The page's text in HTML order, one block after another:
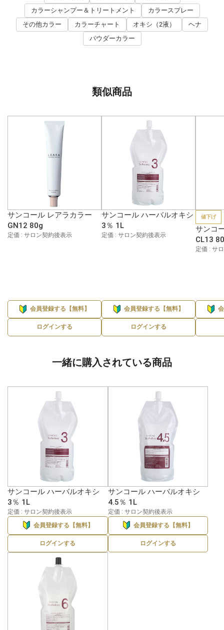
カラーシャンプー＆トリートメント
カラースプレー
その他カラー
カラーチャート オキシ（2液）
ヘナ
パウダーカラー
類似商品
サンコール レアラカラー
GN12 80g
定価 : サロン契約後表示
会員登録する【無料】
ログインする
サンコール ハーバルオキシ
3％ 1L
定価 : サロン契約後表示
会員登録する【無料】
ログインする
値下げ
サンコ
CL13
定価 : サ
一緒に購入されている商品
サンコール ハーバルオキシ
3％ 1L
定価 : サロン契約後表示
会員登録する【無料】
ログインする
サンコール ハーバルオキシ
4.5％ 1L
定価 : サロン契約後表示
会員登録する【無料】
ログインする